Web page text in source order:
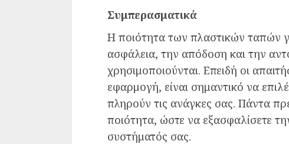
Συμπερασματικά
Η ποιότητα των πλαστικών ταπών
ασφάλεια, την απόδοση και την
χρησιμοποιούνται. Επειδή οι
εφαρμογή, είναι σημαντικό να
πληρούν τις ανάγκες σας. Πάντα
ποιότητα, ώστε να εξασφαλίσετε
συστήματός σας.